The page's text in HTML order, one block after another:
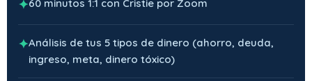
✦60 minutos 1:1 con Cristie por Zoom
✦Análisis de tus 5 tipos de dinero (ahorro, deuda,
ingreso, meta, dinero tóxico)